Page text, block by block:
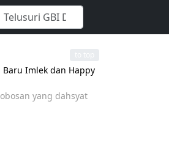
Baru Imlek dan Happy
yang dahsyat